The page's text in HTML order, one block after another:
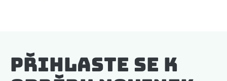
Přihlaste se k